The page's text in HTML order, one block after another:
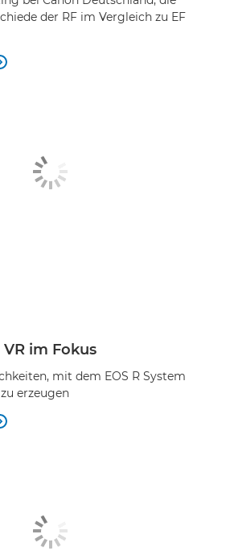
der RF im Vergleich zu EF
VR im Fokus
mit dem EOS R System
erzeugen